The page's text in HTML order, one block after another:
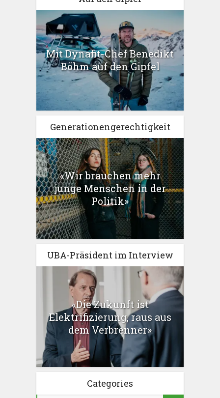
Mit Dynafit-Chef Benedikt
Böhm auf den Gipfel
Generationengerechtigkeit
«Wir brauchen mehr
junge Menschen in der
Politik»
UBA-Präsident im Interview
«Die Zukunft ist
Elektrifizierung, raus aus
dem Verbrenner»
Categories